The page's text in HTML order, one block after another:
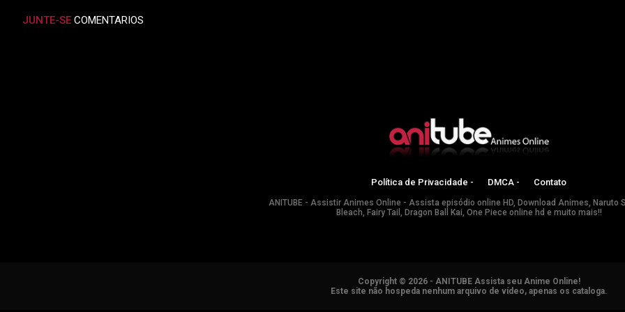
JUNTE-SE COMENTARIOS
Política de Privacidade - DMCA - Contato
ANITUBE - Assistir Animes Online - Assista episódio online HD, Download Animes, Naruto
Bleach, Fairy Tail, Dragon Ball Kai, One Piece online hd e muito mais!!
Copyright © 2026 - ANITUBE Assista seu Anime Online!
Este site não hospeda nenhum arquivo de vídeo, apenas os cataloga.